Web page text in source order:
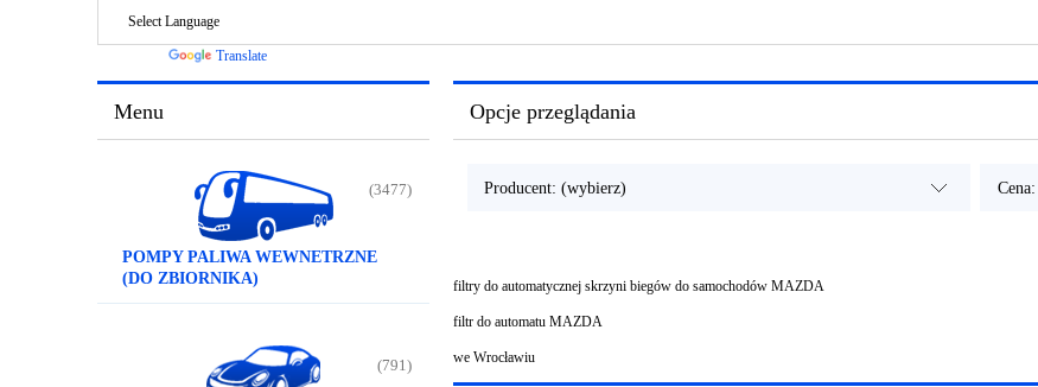
Translate
Menu
POMPY PALIWA WEWNETRZNE
(DO ZBIORNIKA)
(3477)
(791)
Opcje przeglądania
Producent: (wybierz)
filtry do automatycznej skrzyni biegów do samochodów MAZDA
filtr do automatu MAZDA
we Wrocławiu